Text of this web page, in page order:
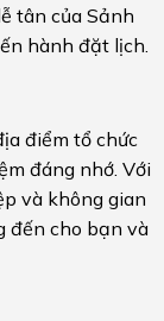
tân của Sảnh
hành đặt lịch.
điểm tổ chức
đáng nhớ. Với
và không gian
đến cho bạn và